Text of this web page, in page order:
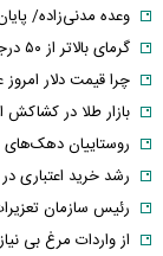
وعده مدنی‌زاده/
گرمای بالاتر از ۵۰ درجه از این تاریخ در خوزستان
چرا قیمت دلار
بازار طلا در
روستاییان دهک‌های ۶ تا ۱۰ حق بیمه می‌پردازند
رشد خرید اعتباری
رئیس سازمان
از واردات مرغ بی